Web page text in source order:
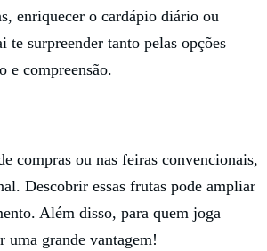
enriquecer o cardápio diário ou
surpreender tanto pelas opções
e compreensão.
compras ou nas feiras convencionais,
Descobrir essas frutas pode ampliar
Além disso, para quem joga
uma grande vantagem!